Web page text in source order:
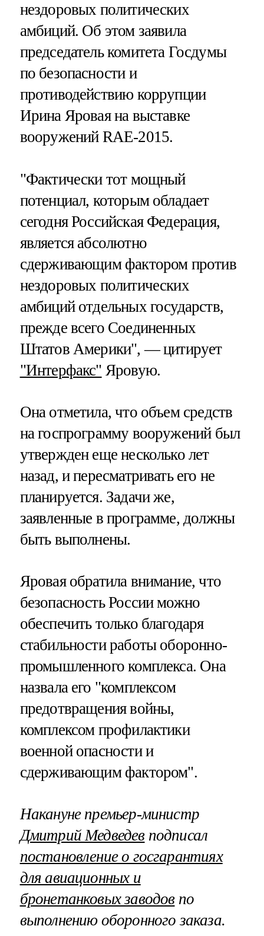
нездоровых политических
амбиций. Об этом заявила
председатель комитета Госдумы
по безопасности и
противодействию коррупции
Ирина Яровая на выставке
вооружений RAE-2015.
"Фактически тот мощный
потенциал, которым обладает
сегодня Российская Федерация,
является абсолютно
сдерживающим фактором против
нездоровых политических
амбиций отдельных государств,
прежде всего Соединенных
Штатов Америки", — цитирует
"Интерфакс" Яровую.
Она отметила, что объем средств
на госпрограмму вооружений был
утвержден еще несколько лет
назад, и пересматривать его не
планируется. Задачи же,
заявленные в программе, должны
быть выполнены.
Яровая обратила внимание, что
безопасность России можно
обеспечить только благодаря
стабильности работы оборонно-
промышленного комплекса. Она
назвала его "комплексом
предотвращения войны,
комплексом профилактики
военной опасности и
сдерживающим фактором".
Накануне премьер-министр
Дмитрий Медведевподписал
постановление о госгарантиях
для авиационных и
бронетанковых заводовпо
выполнению оборонного заказа.